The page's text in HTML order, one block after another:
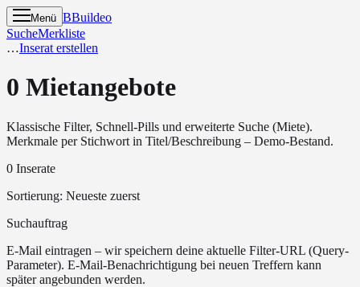
Menü BBuildeo
SucheMerkliste
…Inserat erstellen
0 Mietangebote
Klassische Filter, Schnell-Pills und erweiterte Suche (Miete).
Merkmale per Stichwort in Titel/Beschreibung – Demo-Bestand.
0 Inserate
Sortierung: Neueste zuerst
Suchauftrag
E-Mail eintragen – wir speichern deine aktuelle Filter-URL (Query-
Parameter). E-Mail-Benachrichtigung bei neuen Treffern kann
später angebunden werden.